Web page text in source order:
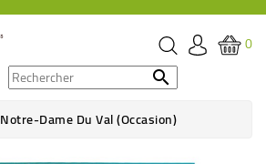
0

Notre-Dame Du Val (Occasion)